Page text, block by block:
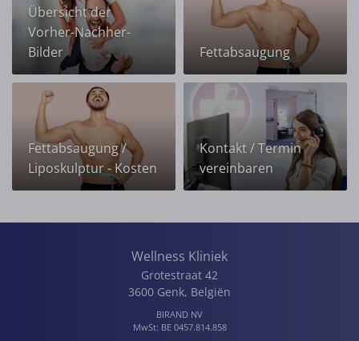
Übersicht der
Vorher-Nachher-
Bilder
Fettabsaugung
Fettabsaugung /
Liposkulptur - Kosten
Kontakt / Termin
vereinbaren
Wellness Kliniek
Grotestraat 42
3600 Genk, Belgiën
BIRAND NV
MwSt: BE 0457.814.858